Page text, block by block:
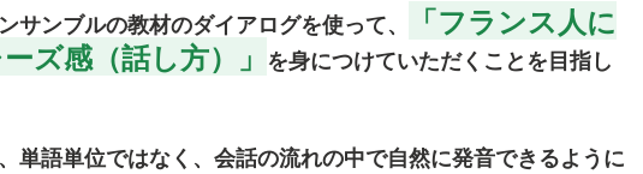
サンブルの教材のダイアログを使って、
「フランス人に
ズ感（話し方）」
を身につけていただくことを目指し
単語単位ではなく、会話の流れの中で自然に発音できるように